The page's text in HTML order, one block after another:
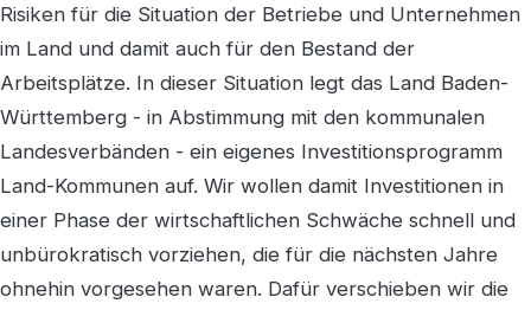
Risiken für die Situation der Betriebe und Unternehmen
im Land und damit auch für den Bestand der
Arbeitsplätze. In dieser Situation legt das Land Baden-
Württemberg - in Abstimmung mit den kommunalen
Landesverbänden - ein eigenes Investitionsprogramm
Land-Kommunen auf. Wir wollen damit Investitionen in
einer Phase der wirtschaftlichen Schwäche schnell und
unbürokratisch vorziehen, die für die nächsten Jahre
ohnehin vorgesehen waren. Dafür verschieben wir die